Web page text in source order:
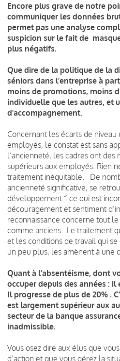
Encore plus grave de notre
communiquer les données
permet pas une analyse
suspicion sur le fait de
plus négatifs.
Que dire de la politique de la
séniors dans l’entreprise à
moins de promotions, moins
individuelle que les autres, et
d'accompagnement.
Concernant les écarts de
employés, le constat est sans
l’ancienneté, les cadres ont des
supérieurs aux employés. Rien
traitement inéquitable. De
ancienneté significative, se
développement “ ce qui est
découragement et sentiment
reconnaissance concerne tout
comme anciens. Le traitement
et les conditions de travail qui
un peu plus, les amènent à une
Quant à l’absentéisme, dont
occuper depuis des années : il
Il progresse de plus de 20% .
est largement supérieur aux
secteur de la banque
inadmissible.
Vous osez dire aux élus que
d’action et que vous gérez la